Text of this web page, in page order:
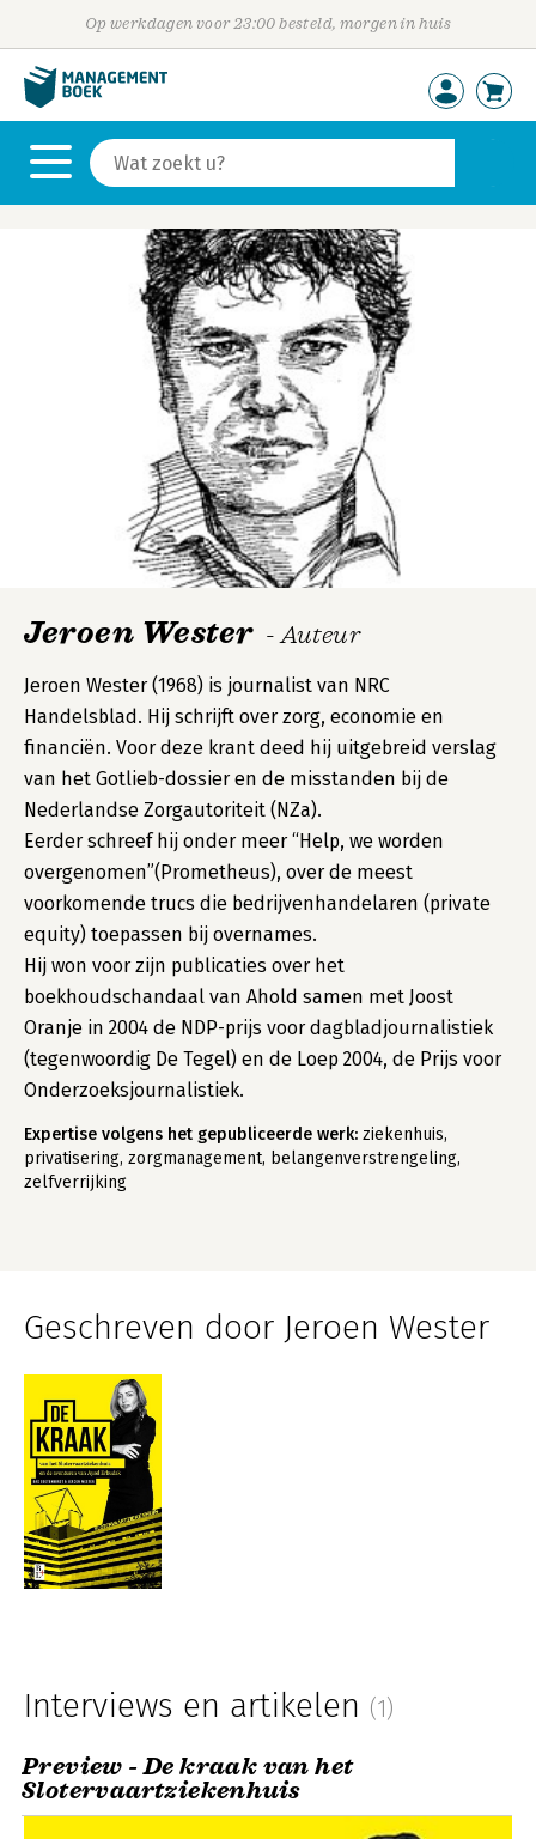
Op werkdagen voor 23:00 besteld, morgen in huis
Jeroen Wester - Auteur
Jeroen Wester (1968) is journalist van NRC
Handelsblad. Hij schrijft over zorg, economie en
financiën. Voor deze krant deed hij uitgebreid verslag
van het Gotlieb-dossier en de misstanden bij de
Nederlandse Zorgautoriteit (NZa).
Eerder schreef hij onder meer “Help, we worden
overgenomen”(Prometheus), over de meest
voorkomende trucs die bedrijvenhandelaren (private
equity) toepassen bij overnames.
Hij won voor zijn publicaties over het
boekhoudschandaal van Ahold samen met Joost
Oranje in 2004 de NDP-prijs voor dagbladjournalistiek
(tegenwoordig De Tegel) en de Loep 2004, de Prijs voor
Onderzoeksjournalistiek.
Expertise volgens het gepubliceerde werk: ziekenhuis,
privatisering, zorgmanagement, belangenverstrengeling,
zelfverrijking
Geschreven door Jeroen Wester
Interviews en artikelen (1)
Preview - De kraak van het
Slotervaartziekenhuis